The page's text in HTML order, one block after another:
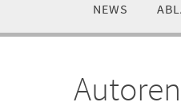
springen
NEWS